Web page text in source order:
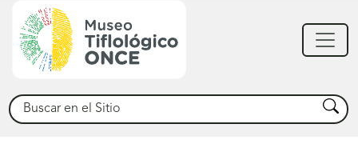
Buscar Buscar